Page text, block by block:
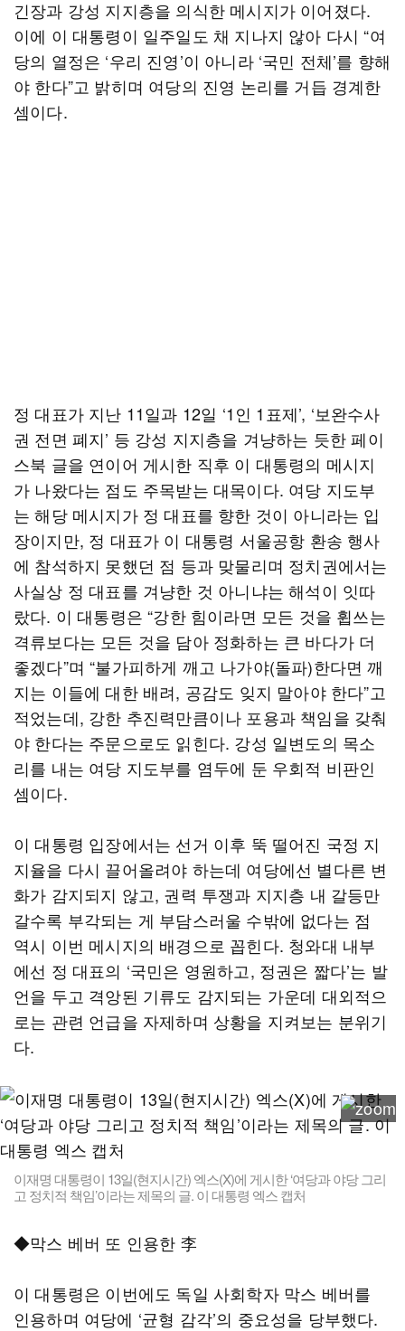
긴장과 강성 지지층을 의식한 메시지가 이어졌다.
이에 이 대통령이 일주일도 채 지나지 않아 다시 “여
당의 열정은 ‘우리 진영’이 아니라 ‘국민 전체’를 향해
야 한다”고 밝히며 여당의 진영 논리를 거듭 경계한
셈이다.
정 대표가 지난 11일과 12일 ‘1인 1표제’, ‘보완수사
권 전면 폐지’ 등 강성 지지층을 겨냥하는 듯한 페이
스북 글을 연이어 게시한 직후 이 대통령의 메시지
가 나왔다는 점도 주목받는 대목이다. 여당 지도부
는 해당 메시지가 정 대표를 향한 것이 아니라는 입
장이지만, 정 대표가 이 대통령 서울공항 환송 행사
에 참석하지 못했던 점 등과 맞물리며 정치권에서는
사실상 정 대표를 겨냥한 것 아니냐는 해석이 잇따
랐다. 이 대통령은 “강한 힘이라면 모든 것을 휩쓰는
격류보다는 모든 것을 담아 정화하는 큰 바다가 더
좋겠다”며 “불가피하게 깨고 나가야(돌파)한다면 깨
지는 이들에 대한 배려, 공감도 잊지 말아야 한다”고
적었는데, 강한 추진력만큼이나 포용과 책임을 갖춰
야 한다는 주문으로도 읽힌다. 강성 일변도의 목소
리를 내는 여당 지도부를 염두에 둔 우회적 비판인
셈이다.
이 대통령 입장에서는 선거 이후 뚝 떨어진 국정 지
지율을 다시 끌어올려야 하는데 여당에선 별다른 변
화가 감지되지 않고, 권력 투쟁과 지지층 내 갈등만
갈수록 부각되는 게 부담스러울 수밖에 없다는 점
역시 이번 메시지의 배경으로 꼽힌다. 청와대 내부
에선 정 대표의 ‘국민은 영원하고, 정권은 짧다’는 발
언을 두고 격앙된 기류도 감지되는 가운데 대외적으
로는 관련 언급을 자제하며 상황을 지켜보는 분위기
다.
이재명 대통령이 13일(현지시간) 엑스(X)에 게시한 ‘여당과 야당 그리
고 정치적 책임’이라는 제목의 글. 이 대통령 엑스 캡처
◆막스 베버 또 인용한 李
이 대통령은 이번에도 독일 사회학자 막스 베버를
인용하며 여당에 ‘균형 감각’의 중요성을 당부했다.